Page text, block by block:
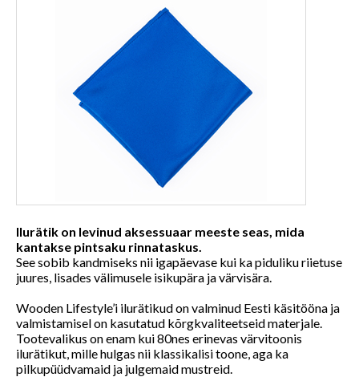
Ilurätik on levinud aksessuaar meeste seas, mida
kantakse pintsaku rinnataskus.
See sobib kandmiseks nii igapäevase kui ka piduliku riietuse
juures, lisades välimusele isikupära ja värvisära.
Wooden Lifestyle’i ilurätikud on valminud Eesti käsitööna ja
valmistamisel on kasutatud kõrgkvaliteetseid materjale.
Tootevalikus on enam kui 80nes erinevas värvitoonis
ilurätikut, mille hulgas nii klassikalisi toone, aga ka
pilkupüüdvamaid ja julgemaid mustreid.